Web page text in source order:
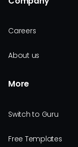
Careers
About us
More
Switch to Guru
Free Templates